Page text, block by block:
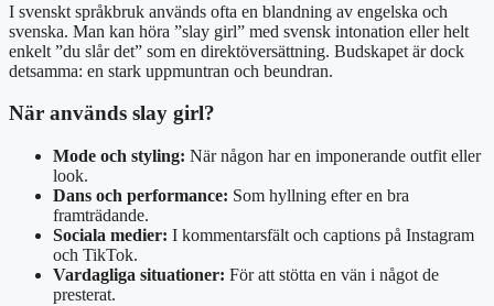
I svenskt språkbruk används ofta en blandning av engelska och
svenska. Man kan höra ”slay girl” med svensk intonation eller helt
enkelt ”du slår det” som en direktöversättning. Budskapet är dock
detsamma: en stark uppmuntran och beundran.
När används slay girl?
Mode och styling: När någon har en imponerande outfit eller
look.
Dans och performance: Som hyllning efter en bra
framträdande.
Sociala medier: I kommentarsfält och captions på Instagram
och TikTok.
Vardagliga situationer: För att stötta en vän i något de
presterat.